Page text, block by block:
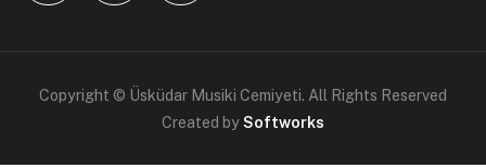
Copyright © Üsküdar Musiki Cemiyeti. All Rights Reserved
Created bySoftworks